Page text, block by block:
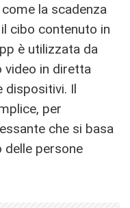
la scadenza
cibo contenuto in
è utilizzata da
in diretta
dispositivi. Il
per
che si basa
delle persone